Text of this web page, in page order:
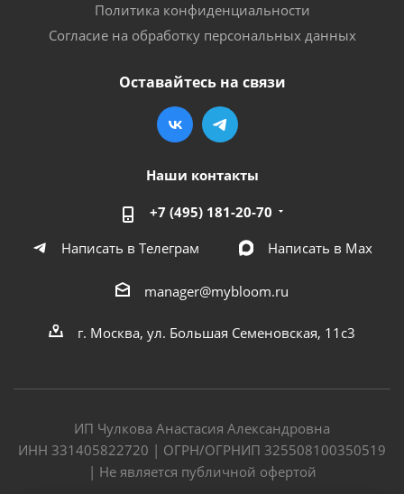
Политика конфиденциальности
Согласие на обработку персональных данных
Оставайтесь на связи
Наши контакты
+7 (495) 181-20-70
Написать в Телеграм
Написать в Мах
manager@mybloom.ru
г. Москва, ул. Большая Семеновская, 11с3
ИП Чулкова Анастасия Александровна
ИНН 331405822720 | ОГРН/ОГРНИП 325508100350519
| Не является публичной офертой